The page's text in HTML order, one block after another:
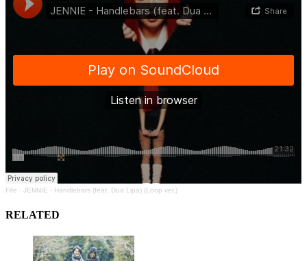
Fife · JENNIE - Handlebars (feat. Dua Lipa) (Loop ver.)
RELATED